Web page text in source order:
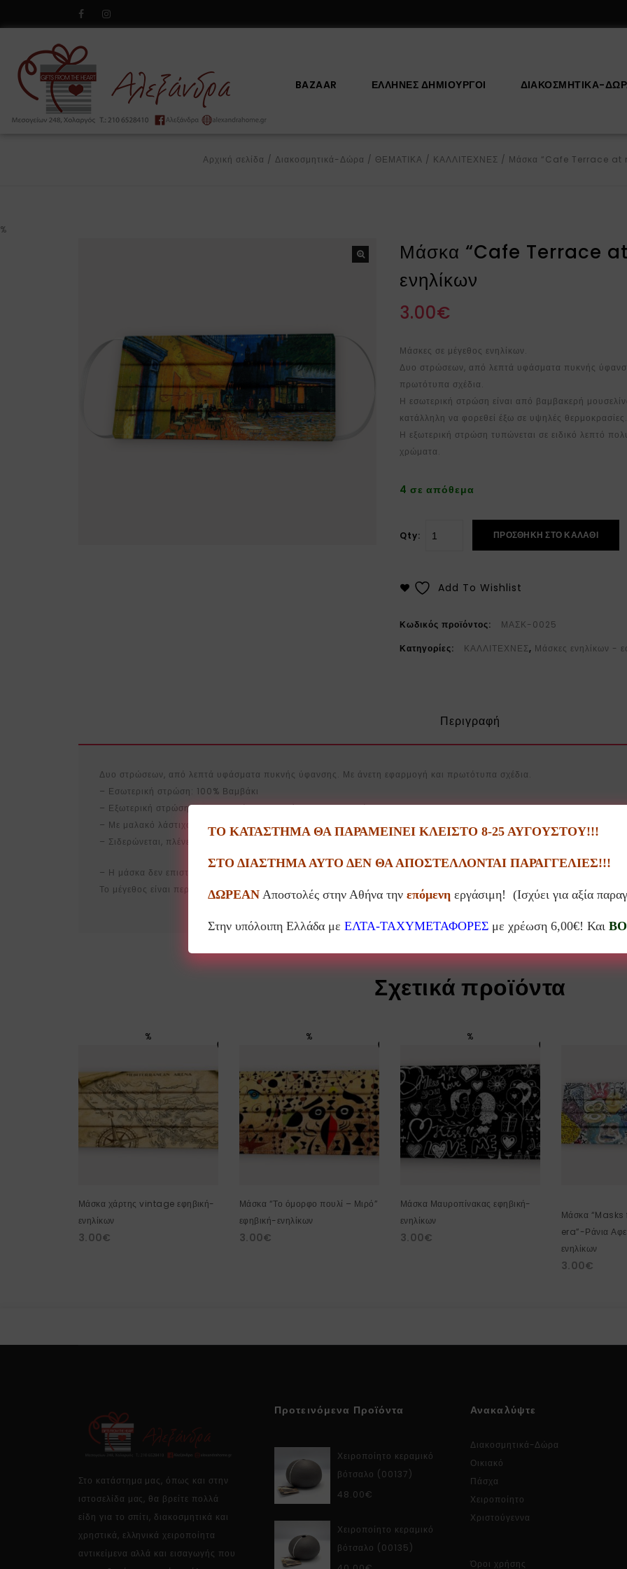
BAZAAR ΕΛΛΗΝΕΣ ΔΗΜΙΟΥΡΓΟΙ ΔΙΑΚΟΣΜΗΤΙΚΆ-
Αρχική σελίδα / Διακοσμητικά-Δώρα / ΘΕΜΑΤΙΚΑ / ΚΑΛΛΙΤΕΧΝΕΣ / Μάσκα “Cafe Terrace at
%
Μάσκα “Cafe Terrace
ενηλίκων
3.00€
Μάσκες σε μέγεθος ενηλίκων.
Δυο στρώσεων, από λεπτά υφάσματα πυκνής
πρωτότυπα σχέδια.
Η εσωτερική στρώση είναι από βαμβακερή
κατάλληλη να φορεθεί έξω σε υψηλές θερμοκρασίες.
Η εξωτερική στρώση τυπώνεται σε ειδικό λεπτό
χρώματα.
4 σε απόθεμα
Qty: ΠΡΟΣΘΉΚΗ ΣΤΟ ΚΑΛΆΘΙ
Add To Wishlist
Κωδικός προϊόντος:
ΜΑΣΚ-0025
Κατηγορίες:
ΚΑΛΛΙΤΕΧΝΕΣ, Μάσκες ενηλίκων -
Περιγραφή
Δυο στρώσεων, από λεπτά υφάσματα πυκνής ύφανσης. Με άνετη εφαρμογή και πρωτότυπα σχέδια.
– Εσωτερική στρώση: 100% Βαμβάκι
– Εξωτερική στρώση: 100% ειδικός πολυεστέρας με πιστοποίηση OEKO-TEX 100
– Με μαλακό λάστιχο για τα αυτιά
– Σιδερώνεται, πλένεται στους 60°C και επαναχρησιμοποιείται
– Η μάσκα δεν επιστρέφεται για λόγους υγιεινής
Το μέγεθος είναι περίπου 18εκ. φάρδος με 16εκ. ύψος
Σχετικά προϊόντα
%
Μάσκα χάρτης vintage εφηβική-
ενηλίκων
3.00€
%
Μάσκα “Το όμορφο πουλί – Μιρό”
εφηβική-ενηλίκων
3.00€
%
Μάσκα Μαυροπίνακας εφηβική-
ενηλίκων
3.00€
Μάσκα
era”-Ράνια
ενηλίκων
3.00€
Στο κατάστημα μας, όπως και στην
ιστοσελίδα μας, θα βρείτε πολλά
είδη για το σπίτι, διακοσμητικά και
χρηστικά, ελληνικά χειροποίητα
αντικείμενα αλλά και εισαγωγής που
Προτεινόμενα Προϊόντα
Χειροποίητο κεραμικό
βότσαλο (00137)
48.00€
Χειροποίητο κεραμικό
βότσαλο (00135)
Ανακαλύψτε
Διακοσμητικά-Δώρα
Οικιακό
Πάσχα
Χειροποίητο
Χριστούγεννα
Όροι χρήσης
ΤΟ ΚΑΤΑΣΤΗΜΑ ΘΑ ΠΑΡΑΜΕΙΝΕΙ ΚΛΕΙΣΤΟ 8-25 ΑΥΓΟΥΣΤΟΥ!!!
ΣΤΟ ΔΙΑΣΤΗΜΑ ΑΥΤΟ ΔΕΝ ΘΑ ΑΠΟΣΤΕΛΛΟΝΤΑΙ ΠΑΡΑΓΓΕΛΙΕΣ!!!
ΔΩΡΕΑΝΑποστολές στην Αθήνα την επόμενηεργάσιμη! (Ισχύει για αξία
Στην υπόλοιπη Ελλάδα με ΕΛΤΑ-ΤΑΧΥΜΕΤΑΦΟΡΕΣμε χρέωση 6,00€! Και